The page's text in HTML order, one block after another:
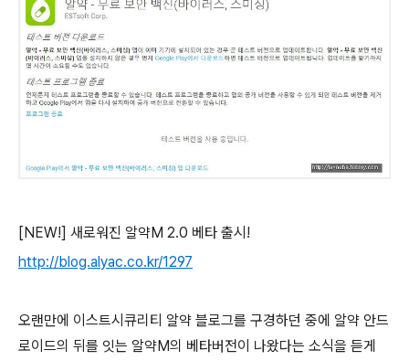
[NEW!] 새로워진 알약M 2.0 베타 출시!
http://blog.alyac.co.kr/1297
오랜만에 이스트시큐리티 알약 블로그를 구경하던 중에 알약 안드
로이드의 뒤를 잇는 알약M의 베타버전이 나왔다는 소식을 듣게